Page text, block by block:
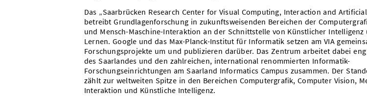
Das „Saarbrücken Research Center for Visual Computing, Interaction and
betreibt Grundlagenforschung in zukunftsweisenden Bereichen der
und Mensch-Maschine-Interaktion an der Schnittstelle von Künstlicher Intelligenz
Lernen. Google und das Max-Planck-Institut für Informatik setzen am VIA
Forschungsprojekte um und publizieren darüber. Das Zentrum arbeitet dabei
des Saarlandes und den zahlreichen, international renommierten Informatik-
Forschungseinrichtungen am Saarland Informatics Campus zusammen. Der
zählt zur weltweiten Spitze in den Bereichen Computergrafik, Computer Vision,
Interaktion und Künstliche Intelligenz.